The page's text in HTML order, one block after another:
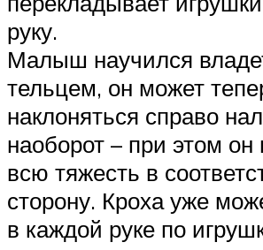
руку.
Малыш научился
тельцем, он может
наклоняться справо
наоборот – при этом он
всю тяжесть в
сторону. Кроха уже
в каждой руке по